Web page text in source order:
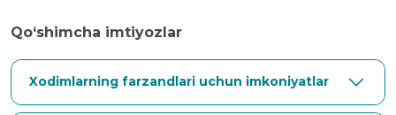
Qo‘shimcha imtiyozlar
Xodimlarning farzandlari uchun imkoniyatlar